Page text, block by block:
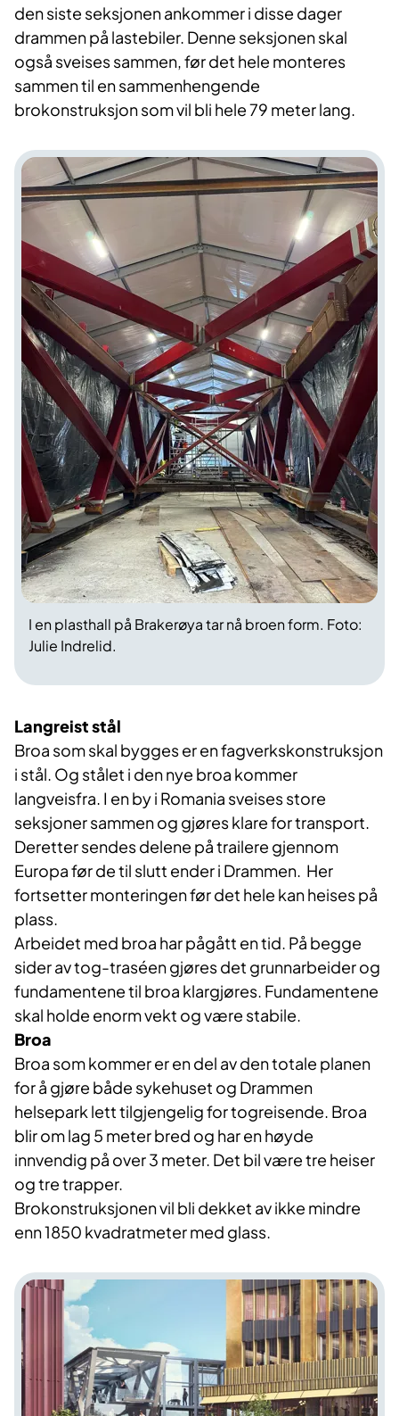
den siste seksjonen ankommer i disse dager
drammen på lastebiler. Denne seksjonen skal
også sveises sammen, før det hele monteres
sammen til en sammenhengende
brokonstruksjon som vil bli hele 79 meter lang.
I en plasthall på Brakerøya tar nå broen form. Foto:
Julie Indrelid.
Langreist stål
Broa som skal bygges er en fagverkskonstruksjon
i stål. Og stålet i den nye broa kommer
langveisfra. I en by i Romania sveises store
seksjoner sammen og gjøres klare for transport.
Deretter sendes delene på trailere gjennom
Europa før de til slutt ender i Drammen. Her
fortsetter monteringen før det hele kan heises på
plass.
Arbeidet med broa har pågått en tid. På begge
sider av tog-traséen gjøres det grunnarbeider og
fundamentene til broa klargjøres. Fundamentene
skal holde enorm vekt og være stabile.
Broa
Broa som kommer er en del av den totale planen
for å gjøre både sykehuset og Drammen
helsepark lett tilgjengelig for togreisende. Broa
blir om lag 5 meter bred og har en høyde
innvendig på over 3 meter. Det bil være tre heiser
og tre trapper.
Brokonstruksjonen vil bli dekket av ikke mindre
enn 1850 kvadratmeter med glass.